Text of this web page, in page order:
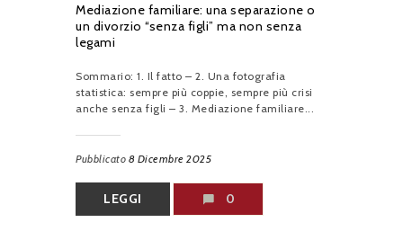
Mediazione familiare: una separazione o
un divorzio “senza figli” ma non senza
legami
Sommario: 1. Il fatto – 2. Una fotografia
statistica: sempre più coppie, sempre più crisi
anche senza figli – 3. Mediazione familiare...
Pubblicato 8 Dicembre 2025
LEGGI 0